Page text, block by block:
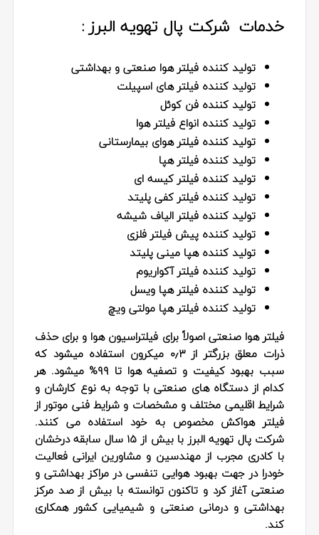
خدمات شرکت پال تهویه البرز :
تولید کننده فیلتر هوا صنعتی و بهداشتی
تولید کننده فیلتر های اسپیلت
تولید کننده فن کوئل
تولید کننده انواع فیلتر هوا
تولید کننده فیلتر هوای بیمارستانی
تولید کننده فیلتر هپا
تولید کننده فیلتر کیسه ای
تولید کننده فیلتر کفی پلیتد
تولید کننده فیلتر الیاف شیشه
تولید کننده پیش فیلتر فلزی
تولید کننده هپا مینی پلیتد
تولید کننده فیلتر آکواریوم
تولید کننده فیلتر هپا ویسل
تولید کننده فیلتر هپا مولتی ویچ
فیلتر هوا صنعتی اصولاً برای فیلتراسیون هوا و برای حذف
ذرات معلق بزرگتر از ۰٫۳ میکرون استفاده میشود که
سبب بهبود کیفیت و تصفیه هوا تا ۹۹% میشود. هر
کدام از دستگاه های صنعتی با توجه به نوع کارشان و
شرایط اقلیمی مختلف و مشخصات و شرایط فنی موتور از
فیلتر هواکش مخصوص به خود استفاده می کنند.
شرکت پال تهویه البرز با بیش از ۱۵ سال سابقه درخشان
با کادری مجرب از مهندسین و مشاورین ایرانی فعالیت
خودرا در جهت بهبود هوایی تنفسی در مراکز بهداشتی و
صنعتی آغاز کرد و تاکنون توانسته با بیش از صد مرکز
بهداشتی و درمانی صنعتی و شیمیایی کشور همکاری
کند.